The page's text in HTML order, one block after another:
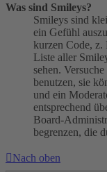
Was sind Smileys?
Smileys sind
ein Gefühl
kurzen Code,
Liste aller
sehen.
benutzen, sie
und ein
entsprechend
Board-
begrenzen, die
Nach oben